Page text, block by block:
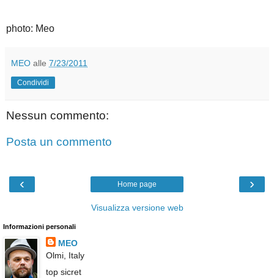
photo: Meo
MEO alle 7/23/2011
Condividi
Nessun commento:
Posta un commento
‹ ›
Home page
Visualizza versione web
Informazioni personali
MEO
Olmi, Italy
top sicret